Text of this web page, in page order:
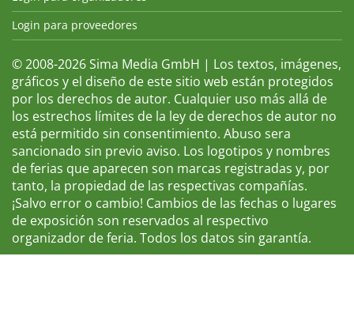
Login para proveedores
© 2008-2026 Sima Media GmbH | Los textos, imágenes,
gráficos y el diseño de este sitio web están protegidos
por los derechos de autor. Cualquier uso más allá de
los estrechos límites de la ley de derechos de autor no
está permitido sin consentimiento. Abuso sera
sancionado sin previo aviso. Los logotipos y nombres
de ferias que aparecen son marcas registradas y, por
tanto, la propiedad de las respectivas compañías.
¡Salvo error o cambio! Cambios de las fechas o lugares
de exposición son reservados al respectivo
organizador de feria. Todos los datos sin garantía.